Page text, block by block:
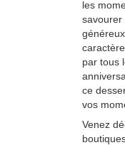
les
savourer
par tous
ce
vos
Venez